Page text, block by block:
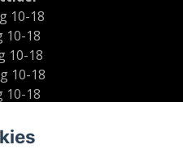
10-18
10-18
10-18
10-18
10-18